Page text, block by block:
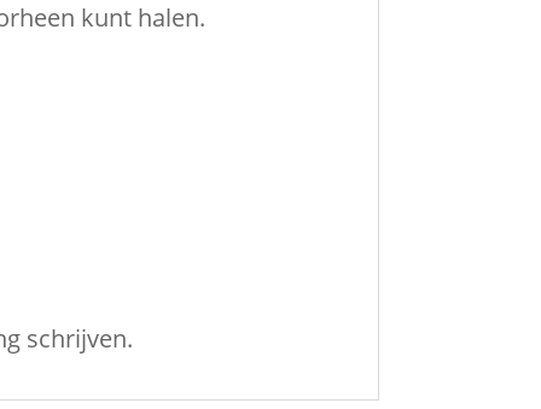
kunt halen.
schrijven.